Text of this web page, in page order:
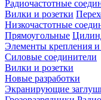
Радиочастотные
Вилки и розетки
Низкочастотные
Прямоугольные
Элементы крепления
Силовые соединители
Вилки и розетки
Новые разработки
Экранирующие